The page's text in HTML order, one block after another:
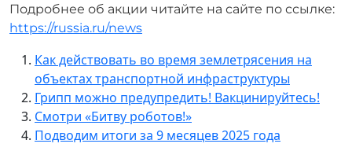
Подробнее об акции читайте на сайте по ссылке:
https://russia.ru/news
Как действовать во время землетрясения на
объектах транспортной инфраструктуры
Грипп можно предупредить! Вакцинируйтесь!
Смотри «Битву роботов!»
Подводим итоги за 9 месяцев 2025 года